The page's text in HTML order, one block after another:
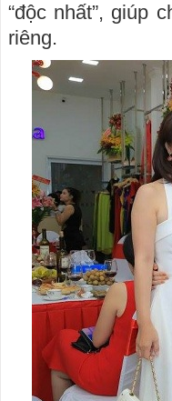
“độc nhất”, giúp
riêng.